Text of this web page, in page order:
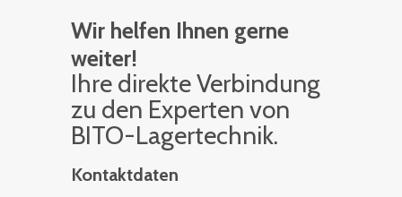
Wir helfen Ihnen gerne
weiter!
Ihre di­rek­te Ver­bin­dung
zu den Ex­per­ten von
BITO-La­ger­tech­nik.
Kontaktdaten